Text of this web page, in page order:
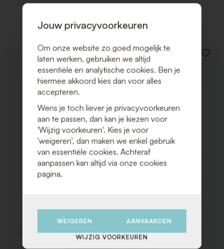
VOEG
Jouw privacyvoorkeuren
Om onze website zo goed mogelijk te
laten werken, gebruiken we altijd
essentiële en analytische cookies. Ben je
hiermee akkoord kies dan voor alles
accepteren.
Wens je toch liever je privacyvoorkeuren
aan te passen, dan kan je kiezen voor
'Wijzig voorkeuren'. Kies je voor
'weigeren', dan maken we enkel gebruik
van essentiële cookies. Achteraf
aanpassen kan altijd via onze cookies
pagina.
WEIGEREN AANVAARDEN
WIJZIG VOORKEUREN